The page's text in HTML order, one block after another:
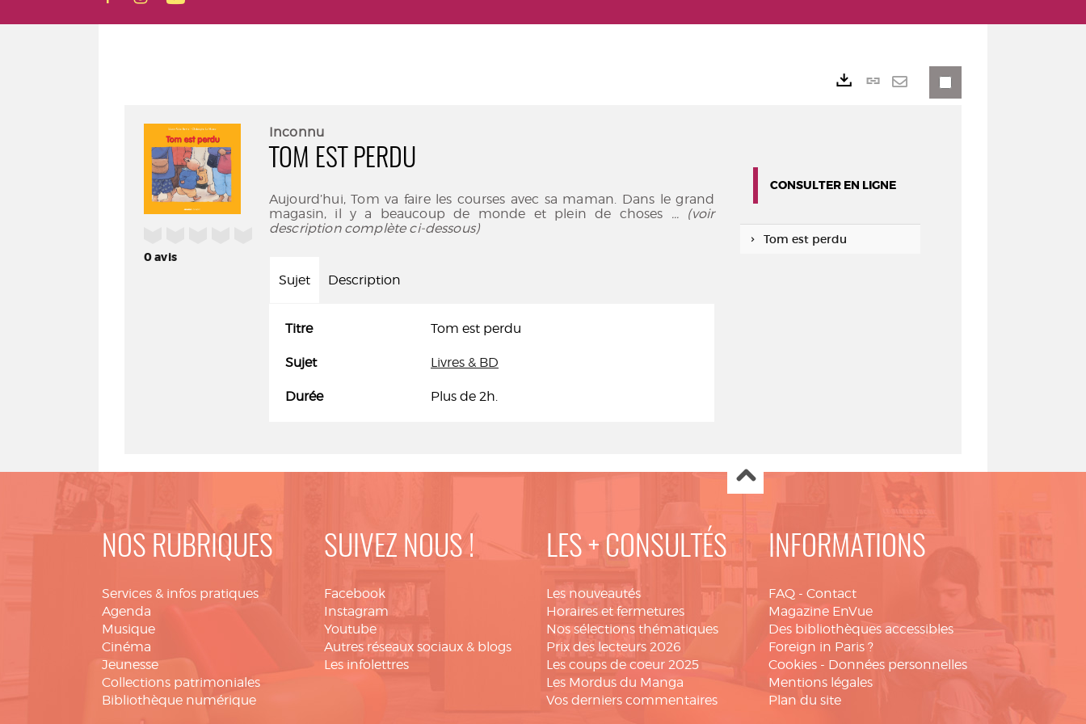
0avis
Inconnu
TOM EST PERDU
Aujourd’hui, Tom va faire les courses avec sa maman. Dans le grand
magasin, il y a beaucoup de monde et plein de choses ... (voir
description complète ci-dessous)
Sujet Description
Titre Tom est perdu
Sujet Livres & BD
Durée Plus de 2h.
Lien
CONSULTER EN LIGNE
Tom est perdu
NOS RUBRIQUES
Services & infos pratiques
Agenda
Musique
Cinéma
Jeunesse
Collections patrimoniales
Bibliothèque numérique
SUIVEZ NOUS !
Facebook
Instagram
Youtube
Autres réseaux sociaux & blogs
Les infolettres
LES + CONSULTÉS
Les nouveautés
Horaires et fermetures
Nos sélections thématiques
Prix des lecteurs 2026
Les coups de coeur 2025
Les Mordus du Manga
Vos derniers commentaires
INFORMATIONS
FAQ - Contact
Magazine EnVue
Des bibliothèques accessibles
Foreign in Paris ?
Cookies - Données personnelles
Mentions légales
Plan du site